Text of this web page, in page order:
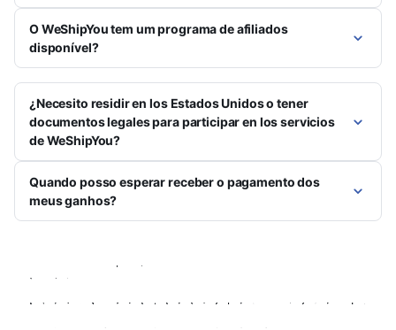
O WeShipYou tem um programa de afiliados
disponível?
¿Necesito residir en los Estados Unidos o tener
documentos legales para participar en los servicios
de WeShipYou?
Quando posso esperar receber o pagamento dos
meus ganhos?
ajuda?
Estamos aqui para ajudá-lo com qualquer outra dúvida que